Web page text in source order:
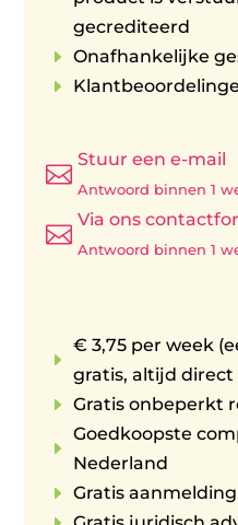
gecrediteerd
E Onafhankelijke
E

Stuur een e-mail
Antwoord binnen 1

Via ons
Antwoord binnen 1
E
€ 3,75 per week
gratis, altijd direct
E Gratis onbeperkt
E
Goedkoopste
Nederland
E Gratis